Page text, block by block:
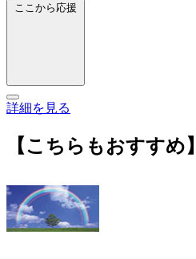
ここから応援
詳細を見る
【こちらもおすすめ】